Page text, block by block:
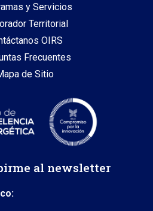
y Servicios
Territorial
OIRS
Frecuentes
de Sitio
al newsletter